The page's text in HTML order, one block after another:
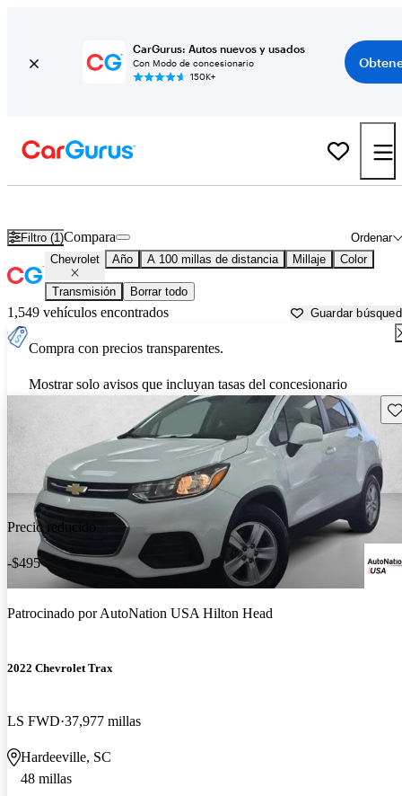
CarGurus: Autos nuevos y usados
Con Modo de concesionario
150K+
Filtro (1) Ordenar
Compara
Chevrolet Año A 100 millas de distancia Millaje Color
Transmisión Borrar todo
1,549 vehículos encontrados Guardar
Compra con precios transparentes.
Mostrar solo avisos que incluyan tasas del concesionario
Precio reducido
-$495
Patrocinado porAutoNation USA Hilton Head
2022 Chevrolet Trax
LS FWD 37,977 millas
Hardeeville, SC
48 millas